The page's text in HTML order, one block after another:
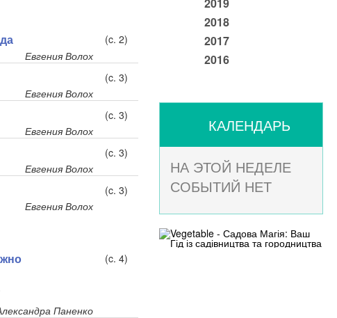
(c. 2)
Евгения Волох
(c. 3)
Евгения Волох
(c. 3)
Евгения Волох
(c. 3)
Евгения Волох
(c. 3)
Евгения Волох
(c. 4)
Паненко
2018
2017
2016
КАЛЕНДАРЬ
НА ЭТОЙ НЕДЕЛЕ
СОБЫТИЙ НЕТ